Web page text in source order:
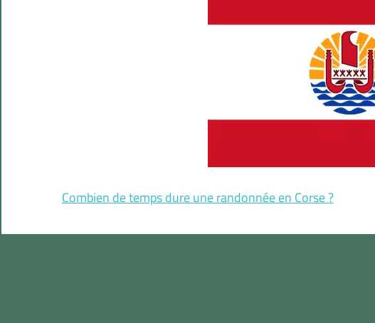
Combien de temps dure une randonnée en Corse ?
Les informations les plus